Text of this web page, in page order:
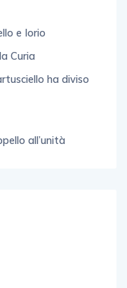
e Iorio
Curia
ha diviso
all’unità